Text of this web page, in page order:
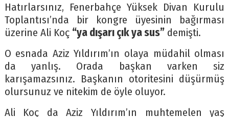
Hatırlarsınız, Fenerbahçe Yüksek Divan Kurulu
Toplantısı’nda bir kongre üyesinin bağırması
üzerine Ali Koç “ya dışarı çık ya sus”demişti.
O esnada Aziz Yıldırım’ın olaya müdahil olması
da yanlış. Orada başkan varken siz
karışamazsınız. Başkanın otoritesini düşürmüş
olursunuz ve nitekim de öyle oluyor.
Ali Koç da Aziz Yıldırım’ın muhtemelen yaş